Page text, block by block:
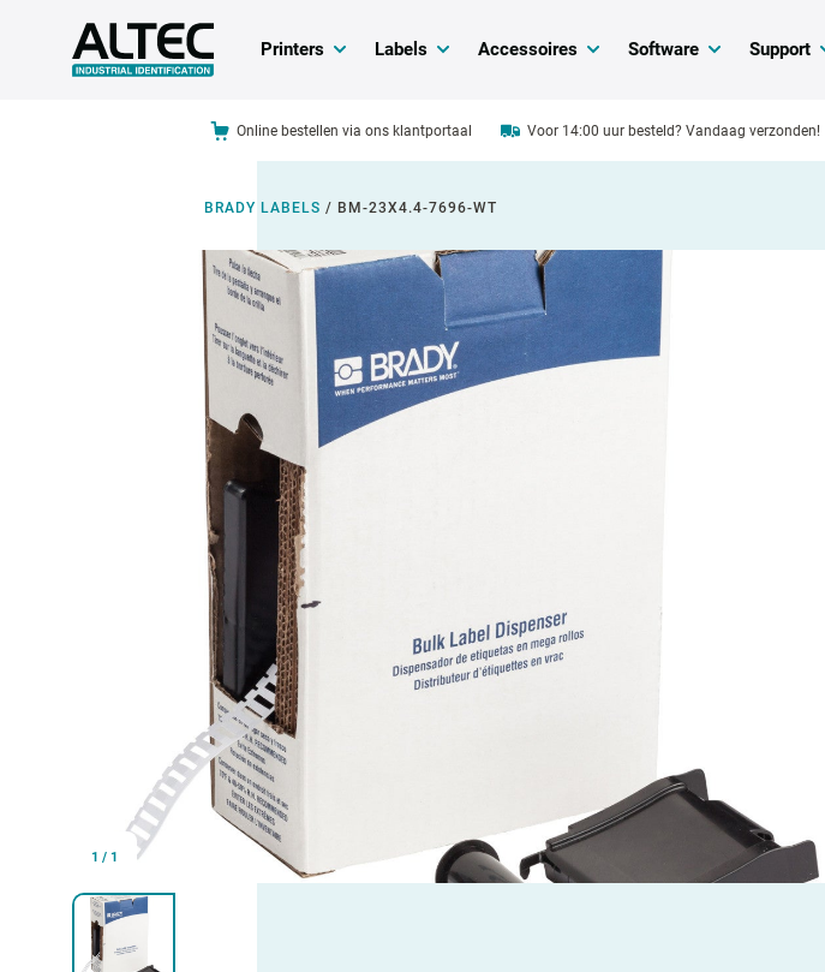
Printers Labels Accessoires Software Support
Online bestellen via ons klantportaal Voor 14:00 uur besteld? Vandaag verzonden!
BRADY LABELS / BM-23X4.4-7696-WT
1 / 1